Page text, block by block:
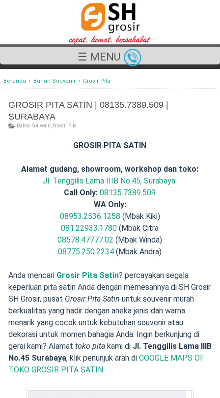
☰ MENU
Beranda › Bahan Souvenir › Grosir Pita
GROSIR PITA SATIN | 08135.7389.509 |
SURABAYA
Bahan Souvenir, Grosir Pita
GROSIR PITA SATIN
Alamat gudang, showroom, workshop dan toko:
Jl. Tenggilis Lama IIIB No.45, Surabaya
Call Only: 08135.7389.509
WA Only:
08953.2536.1258 (Mbak Kiki)
081.22933.1780 (Mbak Citra
08578.47777.02 (Mbak Winda)
08775.250.2234 (Mbak Andra)
Anda mencari Grosir Pita Satin? percayakan segala
keperluan pita satin Anda dengan memesannya di SH Grosir.
SH Grosir, pusat Grosir Pita Satin untuk souvenir murah
berkualitas yang hadir dengan aneka jenis dan warna
menarik yang cocok untuk kebutuhan souvenir atau
dekorasi untuk momen bahagia Anda. Ingin berkunjung di
gerai kami? Alamat toko pitakami di Jl. Tenggilis Lama IIIB
No.45 Surabaya, klik penunjuk arah di GOOGLE MAPS OF
TOKO GROSIR PITA SATIN.